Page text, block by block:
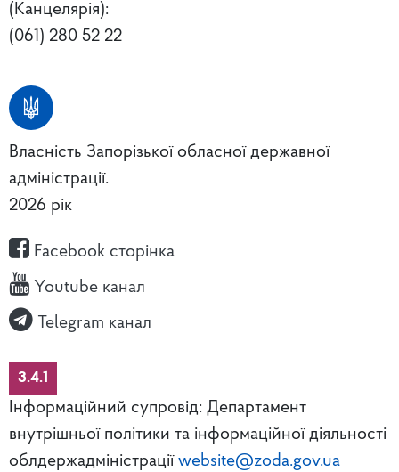
(Канцелярія):
(061) 280 52 22
Власність Запорізької обласної державної
адміністрації.
2026 рік
Facebook сторінка
Youtube канал
Telegram канал
3.4.1
Інформаційний супровід: Департамент
внутрішньої політики та інформаційної діяльності
облдержадміністрації website@zoda.gov.ua